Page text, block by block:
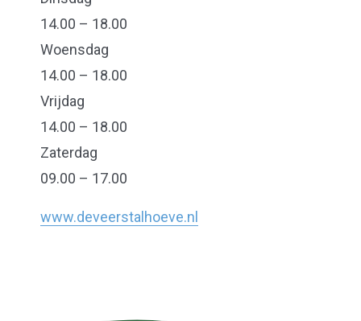
14.00 – 18.00
Woensdag
14.00 – 18.00
Vrijdag
14.00 – 18.00
Zaterdag
09.00 – 17.00
www.deveerstalhoeve.nl